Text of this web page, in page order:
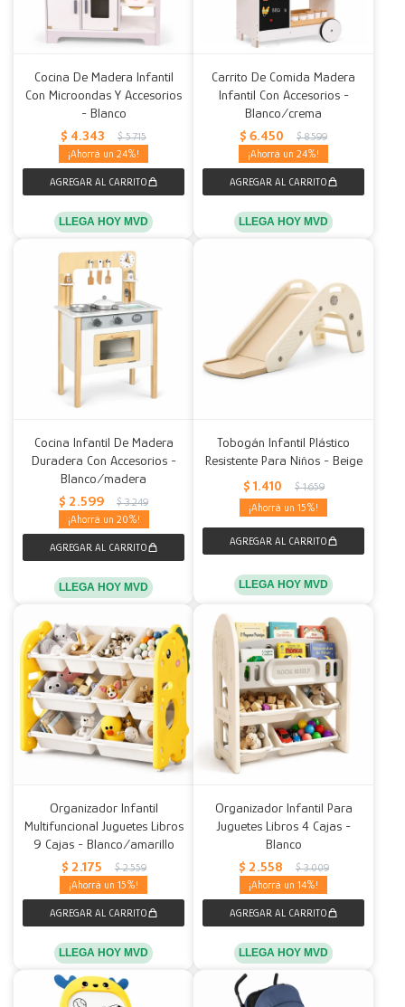
Cocina De Madera Infantil
Con Microondas Y Accesorios
- Blanco
$ 4.343 $ 5.715
24
LLEGA HOY MVD
Carrito De Comida Madera
Infantil Con Accesorios -
Blanco/crema
$ 6.450 $ 8.599
24
LLEGA HOY MVD
Cocina Infantil De Madera
Duradera Con Accesorios -
Blanco/madera
$ 2.599 $ 3.249
20
LLEGA HOY MVD
Tobogán Infantil Plástico
Resistente Para Niños - Beige
$ 1.410 $ 1.659
15
LLEGA HOY MVD
Organizador Infantil
Multifuncional Juguetes Libros
9 Cajas - Blanco/amarillo
$ 2.175 $ 2.559
15
LLEGA HOY MVD
Organizador Infantil Para
Juguetes Libros 4 Cajas -
Blanco
$ 2.558 $ 3.009
14
LLEGA HOY MVD